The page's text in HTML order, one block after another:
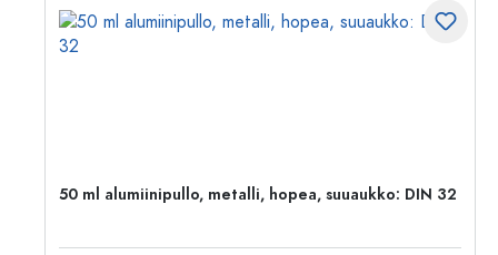
50 ml alumiinipullo, metalli, hopea, suuaukko: DIN 32